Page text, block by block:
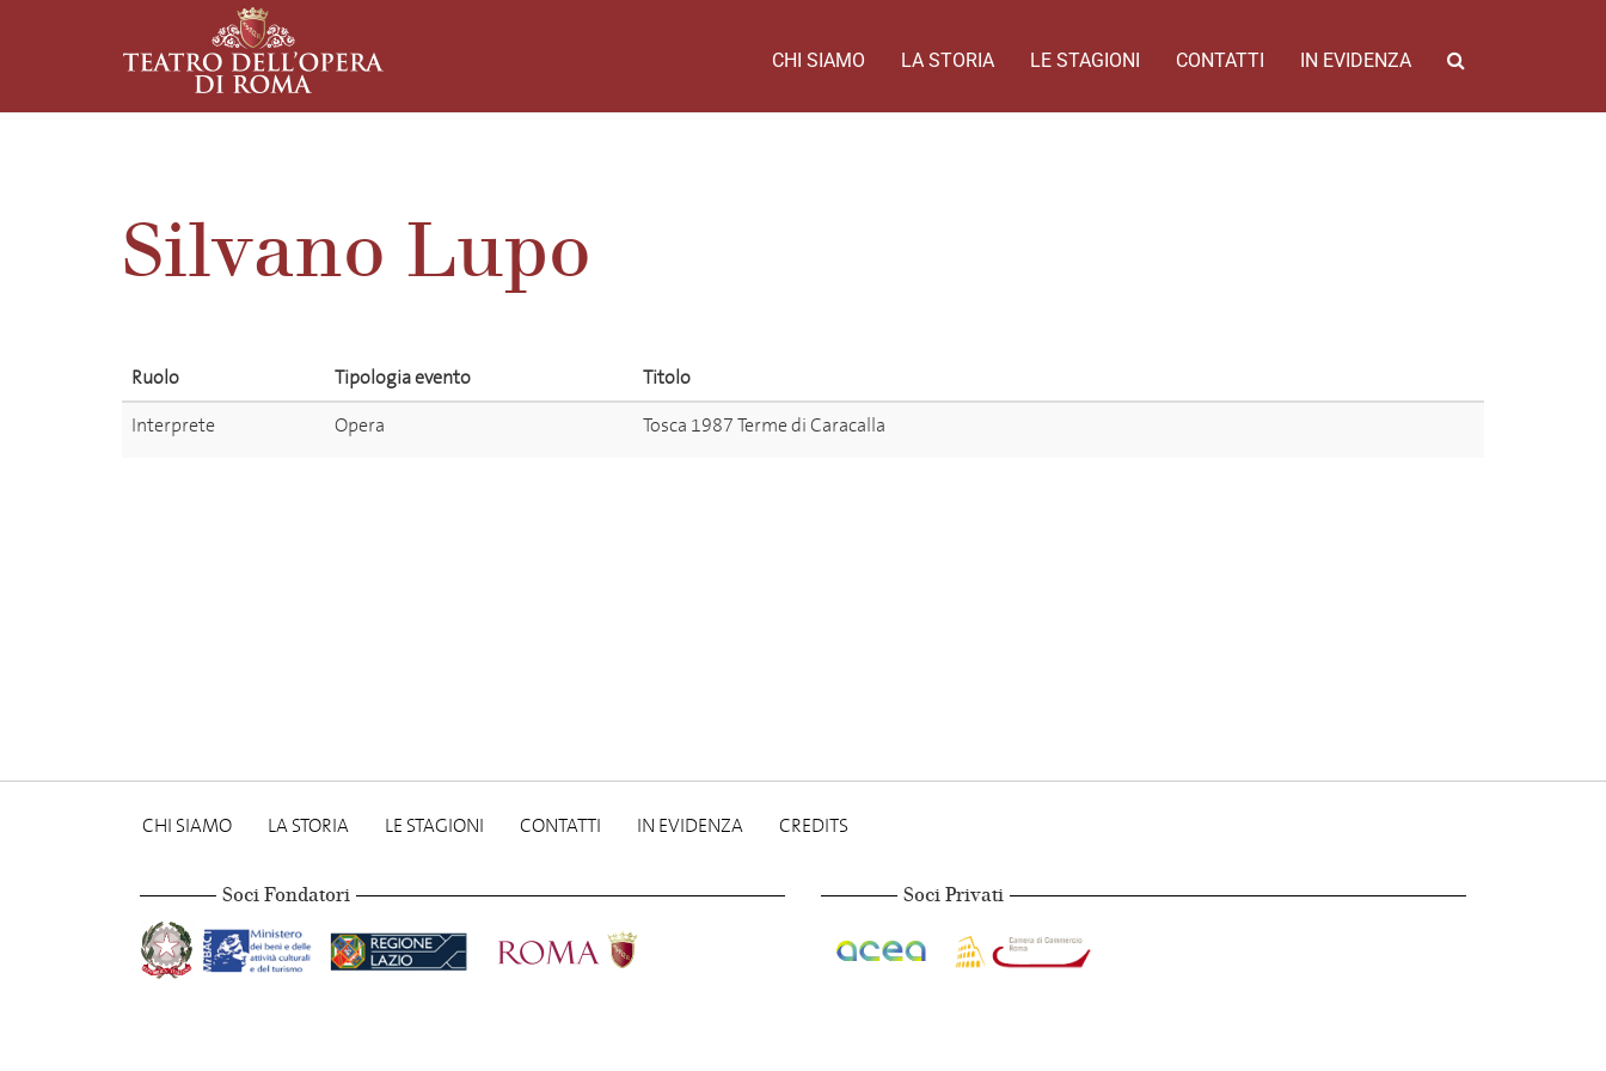
CHI SIAMO LA STORIA LE STAGIONI CONTATTI IN EVIDENZA
Silvano Lupo
Ruolo Tipologia evento
Titolo
Interprete
Opera Tosca 1987 Terme di Caracalla
CHI SIAMO LA STORIA LE STAGIONI CONTATTI IN EVIDENZA CREDITS
Soci Fondatori Soci Privati